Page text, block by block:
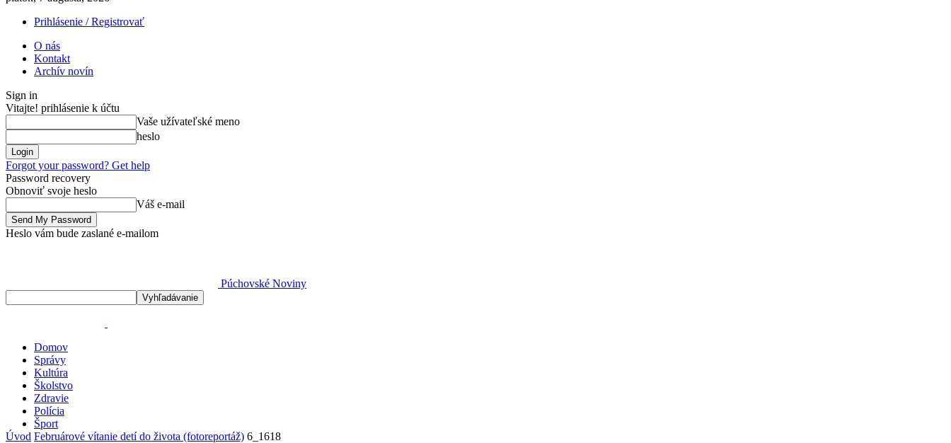
Prihlásenie / Registrovať
O nás
Kontakt
Archív novín
Sign in
Vitajte! prihlásenie k účtu
Vaše užívateľské meno
heslo
Forgot your password? Get help
Password recovery
Obnoviť svoje heslo
Váš e-mail
Heslo vám bude zaslané e-mailom
Púchovské Noviny
Domov
Správy
Kultúra
Školstvo
Zdravie
Polícia
Šport
Úvod Februárové vítanie detí do života (fotoreportáž) 6_1618